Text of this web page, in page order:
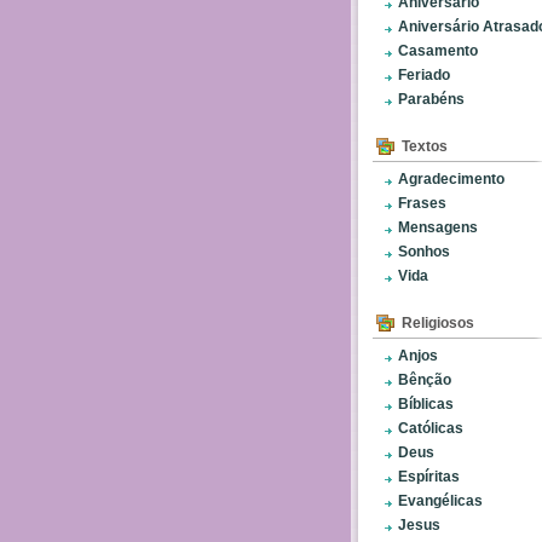
Aniversário
Casamento
Feriado
Parabéns
Textos
Agradecimento
Frases
Mensagens
Sonhos
Vida
Religiosos
Anjos
Bênção
Bíblicas
Católicas
Deus
Espíritas
Evangélicas
Jesus